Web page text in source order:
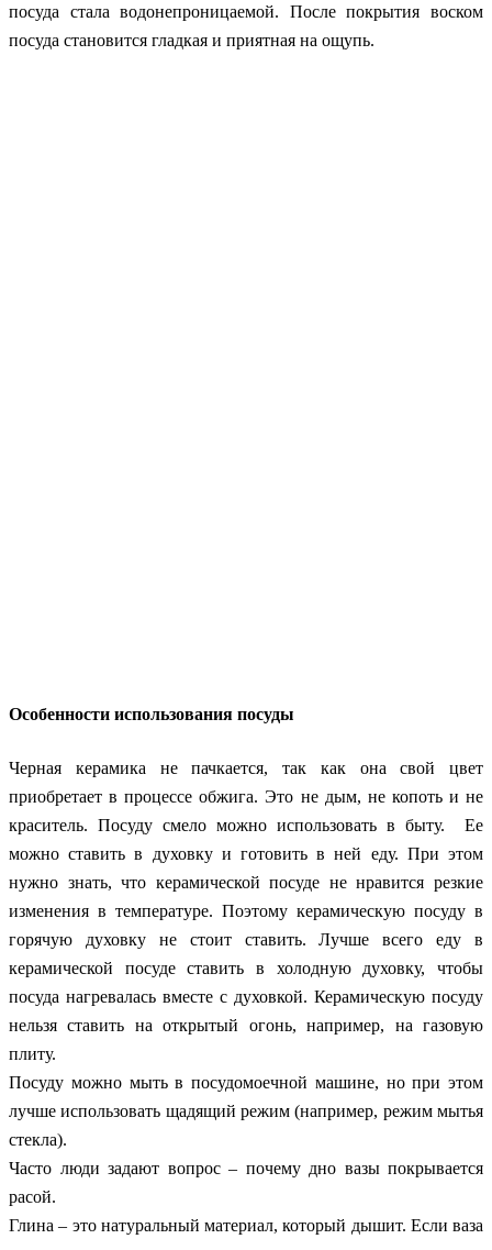
посуда стала водонепроницаемой. После покрытия воском
посуда становится гладкая и приятная на ощупь.
Особенности использования посуды
Черная керамика не пачкается, так как она свой цвет
приобретает в процессе обжига. Это не дым, не копоть и не
краситель. Посуду смело можно использовать в быту. Ее
можно ставить в духовку и готовить в ней еду. При этом
нужно знать, что керамической посуде не нравится резкие
изменения в температуре. Поэтому керамическую посуду в
горячую духовку не стоит ставить. Лучше всего еду в
керамической посуде ставить в холодную духовку, чтобы
посуда нагревалась вместе с духовкой. Керамическую посуду
нельзя ставить на открытый огонь, например, на газовую
плиту.
Посуду можно мыть в посудомоечной машине, но при этом
лучше использовать щадящий режим (например, режим мытья
стекла).
Часто люди задают вопрос – почему дно вазы покрывается
расой.
Глина – это натуральный материал, который дышит. Если ваза